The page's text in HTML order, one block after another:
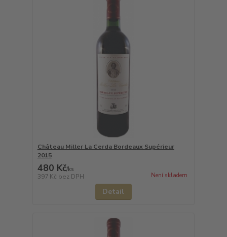
Château Miller La Cerda Bordeaux Supérieur
2015
480 Kč/ks
397 Kč bez DPH Není skladem
Detail